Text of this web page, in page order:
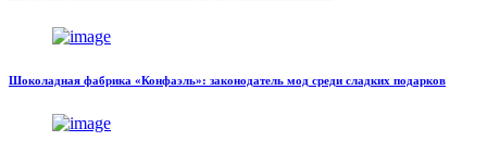
Шоколадная фабрика «Конфаэль»: законодатель мод среди сладких подарков